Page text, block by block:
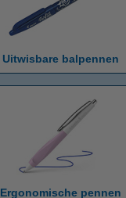
Uitwisbare balpennen
Ergonomische pennen